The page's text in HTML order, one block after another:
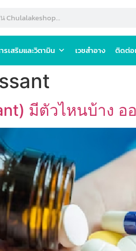
รเสริมและวิตามิน เวชสำอาง ติดต่อ
มีตัวไหนบ้าง อ